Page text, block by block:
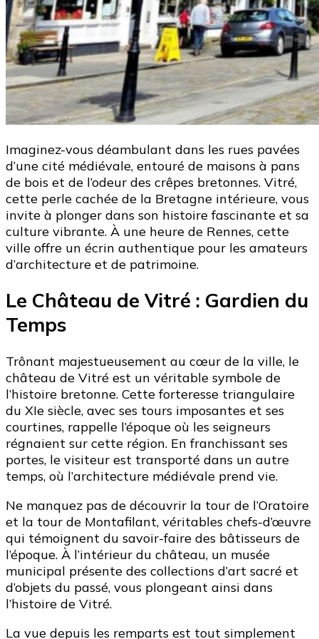
Imaginez-vous déambulant dans les rues pavées
d’une cité médiévale, entouré de maisons à pans
de bois et de l’odeur des crêpes bretonnes. Vitré,
cette perle cachée de la Bretagne intérieure, vous
invite à plonger dans son histoire fascinante et sa
culture vibrante. À une heure de Rennes, cette
ville offre un écrin authentique pour les amateurs
d’architecture et de patrimoine.
Le Château de Vitré : Gardien du
Temps
Trônant majestueusement au cœur de la ville, le
château de Vitré est un véritable symbole de
l’histoire bretonne. Cette forteresse triangulaire
du XIe siècle, avec ses tours imposantes et ses
courtines, rappelle l’époque où les seigneurs
régnaient sur cette région. En franchissant ses
portes, le visiteur est transporté dans un autre
temps, où l’architecture médiévale prend vie.
Ne manquez pas de découvrir la tour de l’Oratoire
et la tour de Montafilant, véritables chefs-d’œuvre
qui témoignent du savoir-faire des bâtisseurs de
l’époque. À l’intérieur du château, un musée
municipal présente des collections d’art sacré et
d’objets du passé, vous plongeant ainsi dans
l’histoire de Vitré.
La vue depuis les remparts est tout simplement